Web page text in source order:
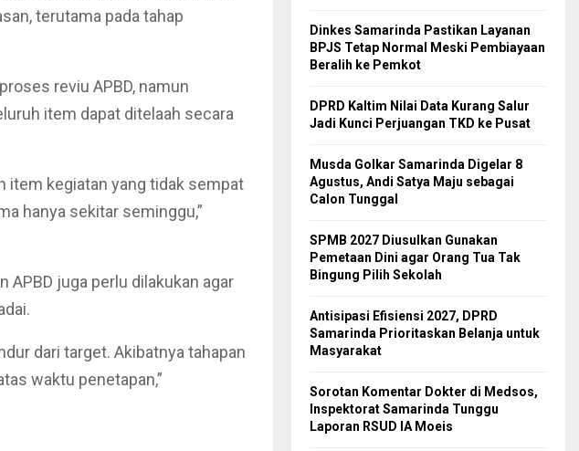
terutama pada tahap
reviu APBD, namun
item dapat ditelaah secara
item kegiatan yang tidak sempat
hanya sekitar seminggu,”
APBD juga perlu dilakukan agar
dari target. Akibatnya tahapan
waktu penetapan,”
Dinkes Samarinda Pastikan Layanan
BPJS Tetap Normal Meski Pembiayaan
Beralih ke Pemkot
DPRD Kaltim Nilai Data Kurang Salur
Jadi Kunci Perjuangan TKD ke Pusat
Musda Golkar Samarinda Digelar 8
Agustus, Andi Satya Maju sebagai
Calon Tunggal
SPMB 2027 Diusulkan Gunakan
Pemetaan Dini agar Orang Tua Tak
Bingung Pilih Sekolah
Antisipasi Efisiensi 2027, DPRD
Samarinda Prioritaskan Belanja untuk
Masyarakat
Sorotan Komentar Dokter di Medsos,
Inspektorat Samarinda Tunggu
Laporan RSUD IA Moeis